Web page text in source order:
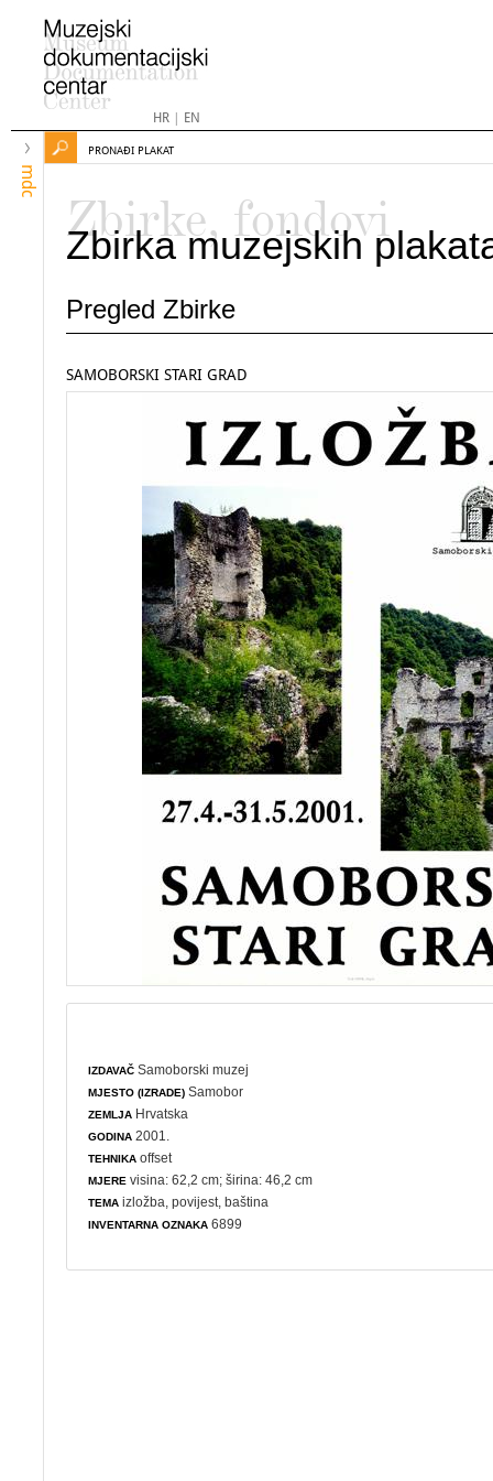
HR| EN
mdc
PRONAĐI PLAKAT
Zbirke, fondovi
Zbirka muzejskih
Pregled Zbirke
SAMOBORSKI STARI GRAD
IZDAVAČ Samoborski muzej
MJESTO (IZRADE) Samobor
ZEMLJA Hrvatska
GODINA 2001.
TEHNIKA offset
MJERE visina: 62,2 cm; širina: 46,2 cm
TEMA izložba ,povijest ,baština
INVENTARNA OZNAKA 6899